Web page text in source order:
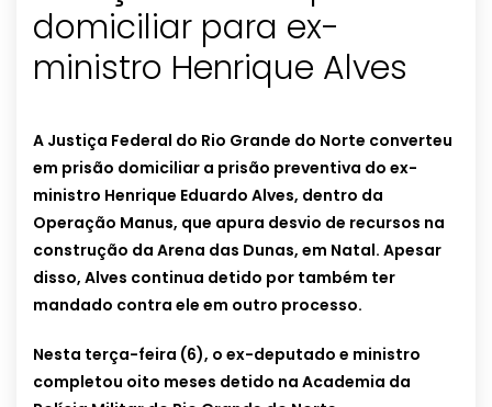
domiciliar para ex-
ministro Henrique Alves
A Justiça Federal do Rio Grande do Norte converteu
em prisão domiciliar a prisão preventiva do ex-
ministro Henrique Eduardo Alves, dentro da
Operação Manus, que apura desvio de recursos na
construção da Arena das Dunas, em Natal. Apesar
disso, Alves continua detido por também ter
mandado contra ele em outro processo.
Nesta terça-feira (6), o ex-deputado e ministro
completou oito meses detido na Academia da